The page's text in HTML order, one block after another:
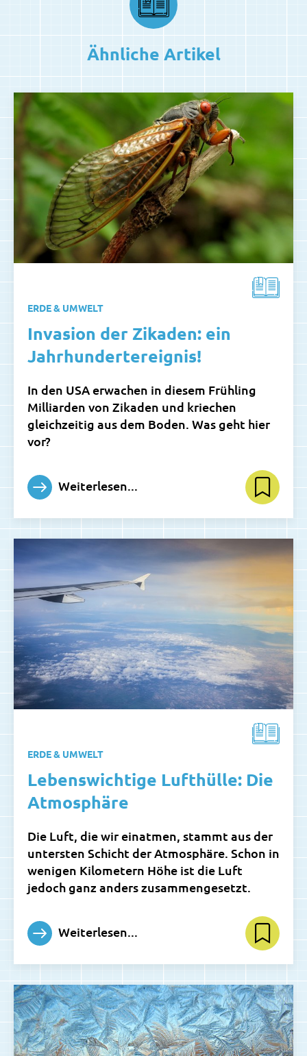
Ähnliche Artikel
ERDE & UMWELT
Invasion der Zikaden: ein
Jahrhundertereignis!
In den USA erwachen in diesem Frühling
Milliarden von Zikaden und kriechen
gleichzeitig aus dem Boden. Was geht hier
vor?
Weiterlesen...
ERDE & UMWELT
Lebenswichtige Lufthülle: Die
Atmosphäre
Die Luft, die wir einatmen, stammt aus der
untersten Schicht der Atmosphäre. Schon in
wenigen Kilometern Höhe ist die Luft
jedoch ganz anders zusammengesetzt.
Weiterlesen...